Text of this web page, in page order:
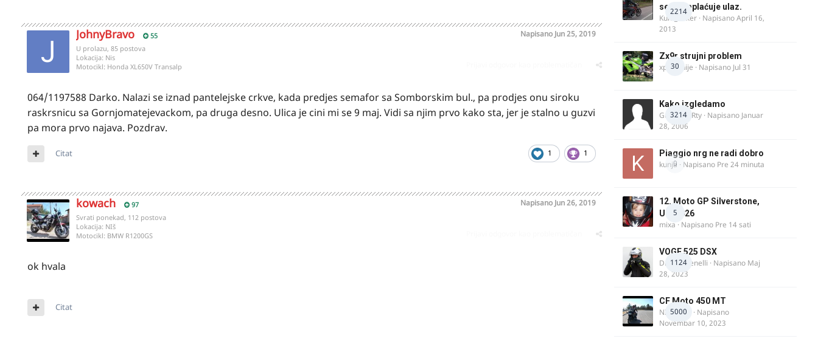
JohnyBravo 55 Napisano Jun 25, 2019
U prolazu, 85 postova
Lokacija: Nis
Motocikl: Honda XL650V Transalp
064/1197588 Darko. Nalazi se iznad pantelejske crkve, kada predjes semafor sa Somborskim bul., pa prodjes onu siroku
raskrsnicu sa Gornjomatejevackom, pa druga desno. Ulica je cini mi se 9 maj. Vidi sa njim prvo kako sta, jer je stalno u guzvi
pa mora prvo najava. Pozdrav.
1 1
Citat
kowach 97 Napisano Jun 26, 2019
Svrati ponekad, 112 postova
Lokacija: NIš
Motocikl: BMW R1200GS
ok hvala
Citat
2214
se ne naplaćuje ulaz.
Kum_Mixer · NapisanoApril 16,
2013
30
Zx9r strujni problem
xpetronije · Napisano Jul 31
3214
Kako izgledamo
Guest diRRty · Napisano Januar
28, 2006
0
Piaggio nrg ne radi dobro
kunja · Napisano Pre 24 minuta
5
12. Moto GP Silverstone,
UK, 2026
mixa · Napisano Pre 14 sati
1124
VOGE 525 DSX
DraganBenelli · Napisano Maj
28, 2023
5000
CF Moto 450 MT
NIKOLA 1
· Napisano
Novembar 10, 2023